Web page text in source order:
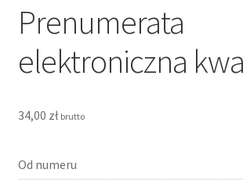
Prenumerata elektroniczna
Prenumerata tradycyjna
Prenumerata tradycyjna
Prenumerata
elektroniczna
34,00 zł brutto
Od numeru